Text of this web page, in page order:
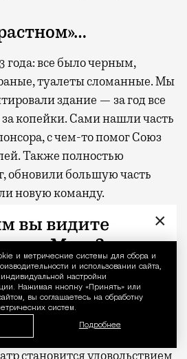
Уведомление
и метрические системы для сбора и
и использовании сайта,
настройки
Нажимая кнопку «Принять» или
вы соглашаетесь на обработку
систем.
Подробнее
года: все было черным,
туалеты сломанные. Мы
здание — за год все
копейки. Сами нашли часть
с чем-то помог Союз
Также полностью
обновили большую часть
новую команду.
и отладили все процессы.
предстал перед гостями
интеллигентным и
сервисный театр. Здесь
В репертуаре
положительные
становится удовольствием
×